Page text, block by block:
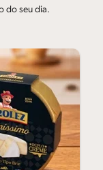
do seu dia.